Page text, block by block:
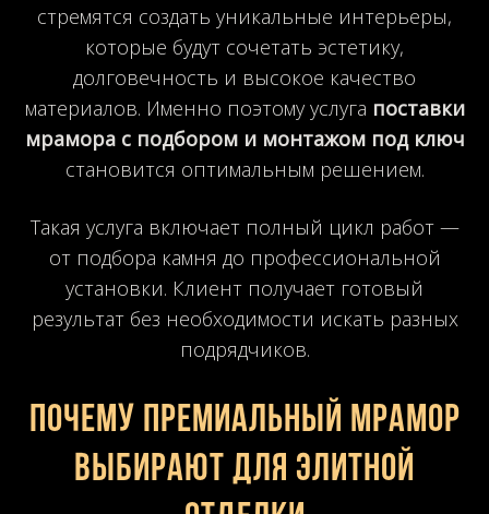
стремятся создать уникальные интерьеры,
которые будут сочетать эстетику,
долговечность и высокое качество
материалов. Именно поэтому услуга поставки
мрамора с подбором и монтажом под ключ
становится оптимальным решением.
Такая услуга включает полный цикл работ —
от подбора камня до профессиональной
установки. Клиент получает готовый
результат без необходимости искать разных
подрядчиков.
Почему премиальный мрамор
выбирают для элитной